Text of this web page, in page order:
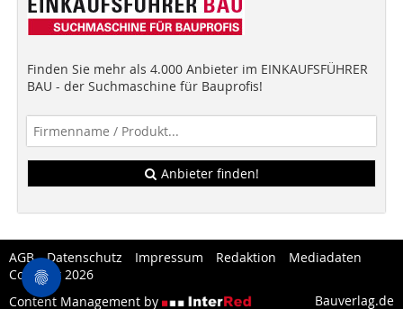
Finden Sie mehr als 4.000 Anbieter im EINKAUFSFÜHRER
BAU - der Suchmaschine für Bauprofis!
Anbieter finden!
AGB Datenschutz Impressum Redaktion
Mediadaten
Copytest 2026
Content Management by
Bauverlag.de